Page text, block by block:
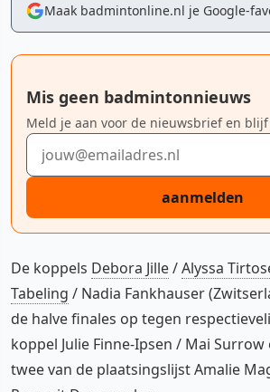
Maak badmintonline.nl je Google-
Mis geen badmintonnieuws
Meld je aan voor de nieuwsbrief en
E-mailadres
aanmelden
De koppels Debora Jille/Alyssa
Tabeling / Nadia Fankhauser
de halve finales op tegen
koppel Julie Finne-Ipsen / Mai
twee van de plaatsingslijst Amalie